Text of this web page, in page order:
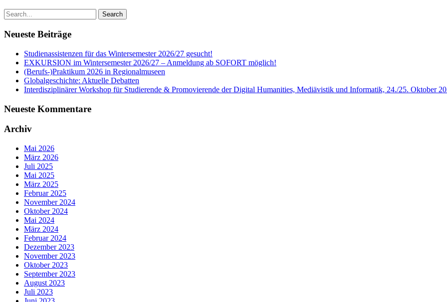
Neueste Beiträge
Studienassistenzen für das Wintersemester 2026/27 gesucht!
EXKURSION im Wintersemester 2026/27 – Anmeldung ab SOFORT möglich!
(Berufs-)Praktikum 2026 in Regionalmuseen
Globalgeschichte: Aktuelle Debatten
Interdisziplinärer Workshop für Studierende & Promovierende der Digital Humanities, Mediävistik und Informatik, 24./25. Oktober
Neueste Kommentare
Archiv
Mai 2026
März 2026
Juli 2025
Mai 2025
März 2025
Februar 2025
November 2024
Oktober 2024
Mai 2024
März 2024
Februar 2024
Dezember 2023
November 2023
Oktober 2023
September 2023
August 2023
Juli 2023